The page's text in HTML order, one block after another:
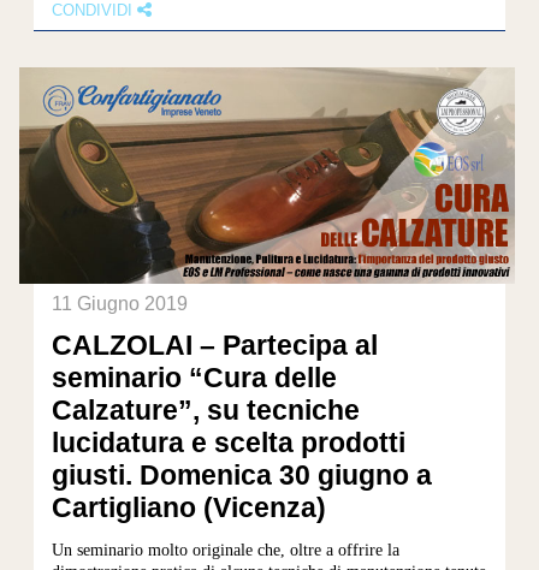
CONDIVIDI
11 Giugno 2019
CALZOLAI – Partecipa al
seminario “Cura delle
Calzature”, su tecniche
lucidatura e scelta prodotti
giusti. Domenica 30 giugno a
Cartigliano (Vicenza)
Un seminario molto originale che, oltre a offrire la